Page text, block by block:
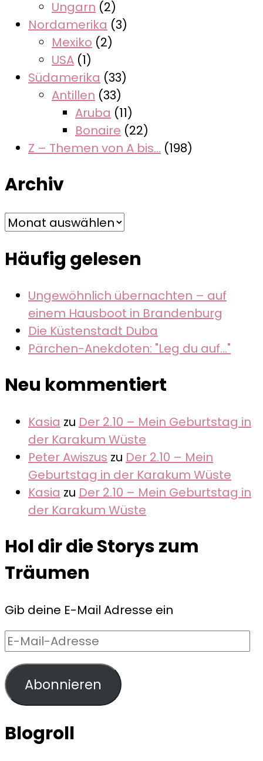
Ungarn (2)
Nordamerika (3)
Mexiko (2)
USA (1)
Südamerika (33)
Antillen (33)
Aruba (11)
Bonaire (22)
Z – Themen von A bis… (198)
Archiv
Archiv
Häufig gelesen
Ungewöhnlich übernachten – auf
einem Hausboot in Brandenburg
Die Küstenstadt Duba
Pärchen-Anekdoten: "Leg du auf..."
Neu kommentiert
Kasia zu Der 2.10 – Mein Geburtstag in
der Karakum Wüste
Peter Awiszus zu Der 2.10 – Mein
Geburtstag in der Karakum Wüste
Kasia zu Der 2.10 – Mein Geburtstag in
der Karakum Wüste
Hol dir die Storys zum
Träumen
Gib deine E-Mail Adresse ein
E-
Mail-
Adresse
Abonnieren
Blogroll